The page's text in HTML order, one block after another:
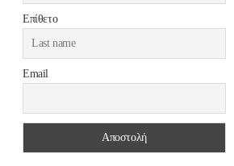
Επίθετο
Email